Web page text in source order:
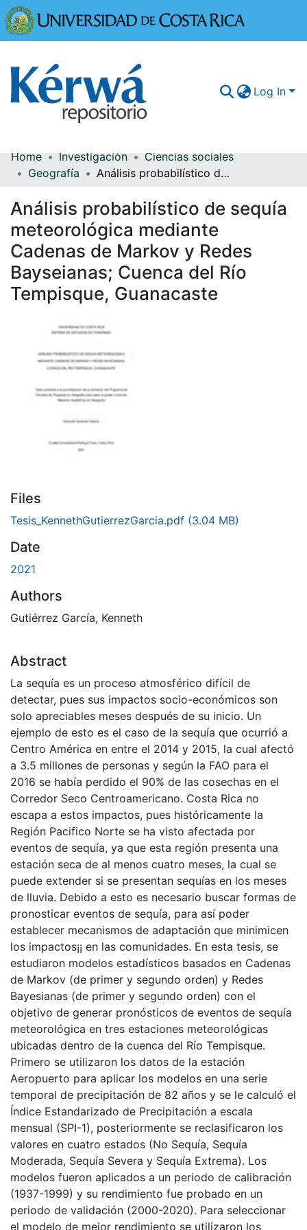
Log In
Communities & Collections
Browse Kérwá
Statistics
Home Investigación
Ciencias sociales
Geografía
Análisis probabilístico de sequía meteorológica mediante Cadenas de Markov y Redes Bayseianas; Cuenca del Río Tempisque, Guanacaste
Análisis probabilístico de sequía
meteorológica mediante
Cadenas de Markov y Redes
Bayseianas; Cuenca del Río
Tempisque, Guanacaste
Files
Tesis_KennethGutierrezGarcia.pdf (3.04 MB)
Date
2021
Authors
Gutiérrez García, Kenneth
Abstract
La sequía es un proceso atmosférico difícil de
detectar, pues sus impactos socio-económicos son
solo apreciables meses después de su inicio. Un
ejemplo de esto es el caso de la sequía que ocurrió a
Centro América en entre el 2014 y 2015, la cual afectó
a 3.5 millones de personas y según la FAO para el
2016 se había perdido el 90% de las cosechas en el
Corredor Seco Centroamericano. Costa Rica no
escapa a estos impactos, pues históricamente la
Región Pacifico Norte se ha visto afectada por
eventos de sequía, ya que esta región presenta una
estación seca de al menos cuatro meses, la cual se
puede extender si se presentan sequías en los meses
de lluvia. Debido a esto es necesario buscar formas de
pronosticar eventos de sequía, para así poder
establecer mecanismos de adaptación que minimicen
los impactos¡¡ en las comunidades. En esta tesis, se
estudiaron modelos estadísticos basados en Cadenas
de Markov (de primer y segundo orden) y Redes
Bayesianas (de primer y segundo orden) con el
objetivo de generar pronósticos de eventos de sequía
meteorológica en tres estaciones meteorológicas
ubicadas dentro de la cuenca del Río Tempisque.
Primero se utilizaron los datos de la estación
Aeropuerto para aplicar los modelos en una serie
temporal de precipitación de 82 años y se le calculó el
Índice Estandarizado de Precipitación a escala
mensual (SPI-1), posteriormente se reclasificaron los
valores en cuatro estados (No Sequía, Sequía
Moderada, Sequía Severa y Sequía Extrema). Los
modelos fueron aplicados a un periodo de calibración
(1937-1999) y su rendimiento fue probado en un
periodo de validación (2000-2020). Para seleccionar
el modelo de mejor rendimiento se utilizaron los